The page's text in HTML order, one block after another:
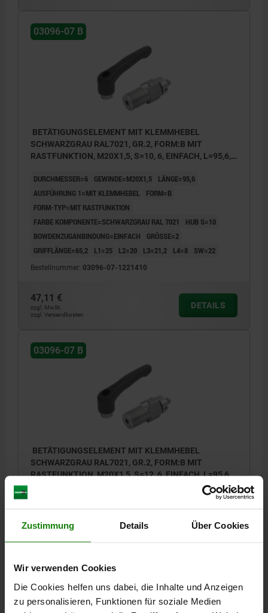
Zustimmung Details Über Cookies
Wir verwenden Cookies
Die Cookies helfen uns dabei, die Inhalte und Anzeigen
zu personalisieren, Funktionen für soziale Medien
03096-07 B
BETÄTIGUNGSELEMENT MIT KLEMMHEBEL
SCHWARZGRAU RAL7021, GR.2, FORM:B MIT
RASTFUNKTION, M20X1,5, S=10, 6, EINFACH, L=95,6,
DURCHMESSER=6 GEWINDE=M20X1,5
LÄNGE=95,6
AUSFÜHRUNG 1=MIT KLEMMHEBEL
FORM=B
FORM-TYP=MIT RASTFUNKTION
FARBE KOMPONENTE=SCHWARZGRAU RAL 7021
HUB S=10
BOWDENZUGANBINDUNG=EINFACH
GRÖSSE=2
GRIFFLÄNGE=65,2
L1=25 L2=20 L3=21,2 L4=8 SW=22
Bestellnummer: 03096-07-1221410
47,11 €
zzgl. MwSt.
zzgl. Versandkosten
DETAILS
03096-07 B
BETÄTIGUNGSELEMENT MIT KLEMMHEBEL
SCHWARZGRAU RAL7021, GR.2, FORM:B MIT
RASTFUNKTION, M20X1,5, S=12, 6, EINFACH, L=95,6,
FORM-TYP=MIT RASTFUNKTION
FARBE KOMPONENTE=SCHWARZGRAU RAL 7021
GRIFFLÄNGE=65,2 L1=25
Bestellnummer:03096-07-1221412